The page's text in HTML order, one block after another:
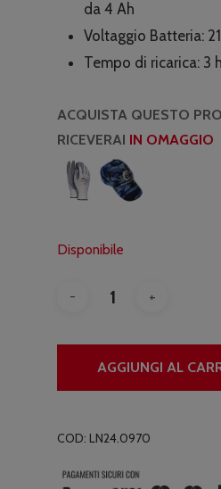
da 4 Ah
Voltaggio Batteria:
Tempo di ricarica: 3
ACQUISTA QUESTO
RICEVERAI IN OMAGGIO
Disponibile
AGGIUNGI AL
COD: LN24.0970